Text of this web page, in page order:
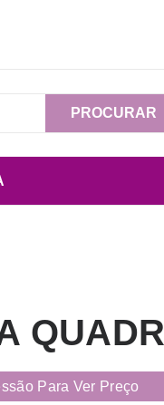
PROCURAR
Para Ver Preço